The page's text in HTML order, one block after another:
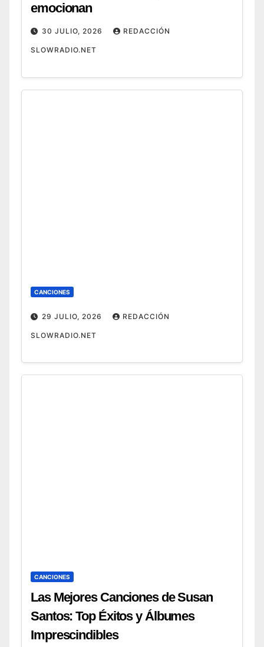
emocionan
30 JULIO, 2026 REDACCIÓN
SLOWRADIO.NET
CANCIONES
29 JULIO, 2026 REDACCIÓN
SLOWRADIO.NET
CANCIONES
Las Mejores Canciones de Susan
Santos: Top Éxitos y Álbumes
Imprescindibles